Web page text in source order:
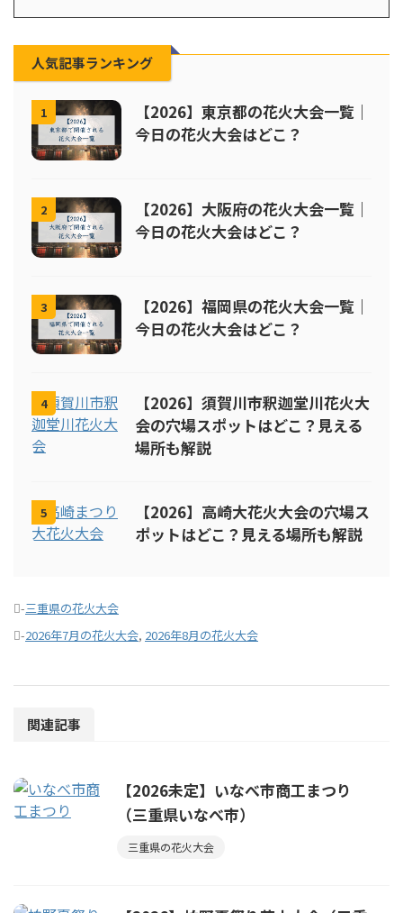
人気記事ランキング
1
【2026】東京都の花火大会一覧｜
今日の花火大会はどこ？
2
【2026】大阪府の花火大会一覧｜
今日の花火大会はどこ？
3
【2026】福岡県の花火大会一覧｜
今日の花火大会はどこ？
4
【2026】須賀川市釈迦堂川花火大
会の穴場スポットはどこ？見える
場所も解説
5
【2026】高崎大花火大会の穴場ス
ポットはどこ？見える場所も解説
-三重県の花火大会
-2026年7月の花火大会, 2026年8月の花火大会
関連記事
【2026未定】いなべ市商工まつり
（三重県いなべ市）
三重県の花火大会